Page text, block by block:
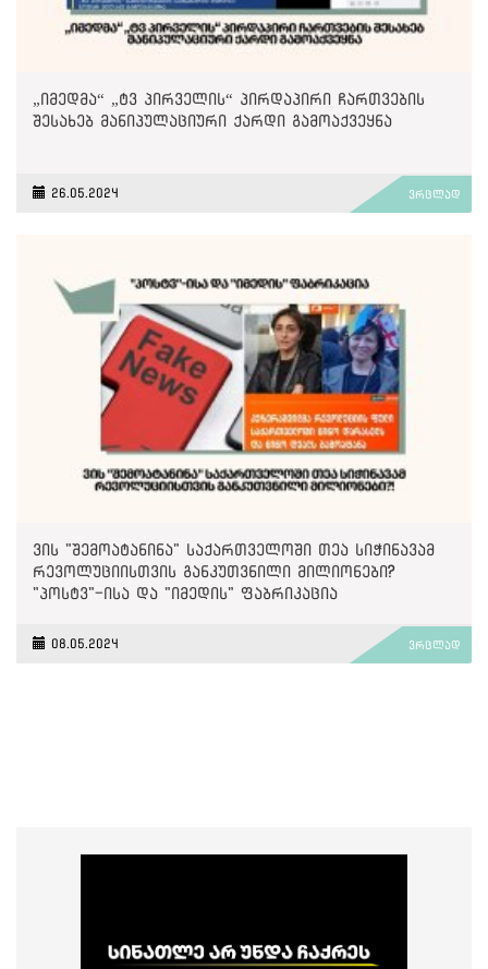
„იმედმა“ „ტვ პირველის“ პირდაპირი ჩართვების
შესახებ მანიპულაციური ქარდი გამოაქვეყნა
26.05.2024 ვრცლად
ვის "შემოატანინა" საქართველოში თეა სიჭინავამ
რევოლუციისთვის განკუთვნილი მილიონები?
"პოსტვ"-ისა და "იმედის" ფაბრიკაცია
08.05.2024 ვრცლად